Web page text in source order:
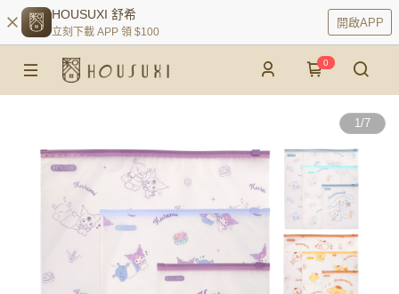
HOUSUXI 舒希
立刻下載 APP 領 $100
開啟APP
0
1/7